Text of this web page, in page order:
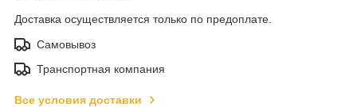
Доставка осуществляется только по предоплате.
Самовывоз
Транспортная компания
Все условия доставки